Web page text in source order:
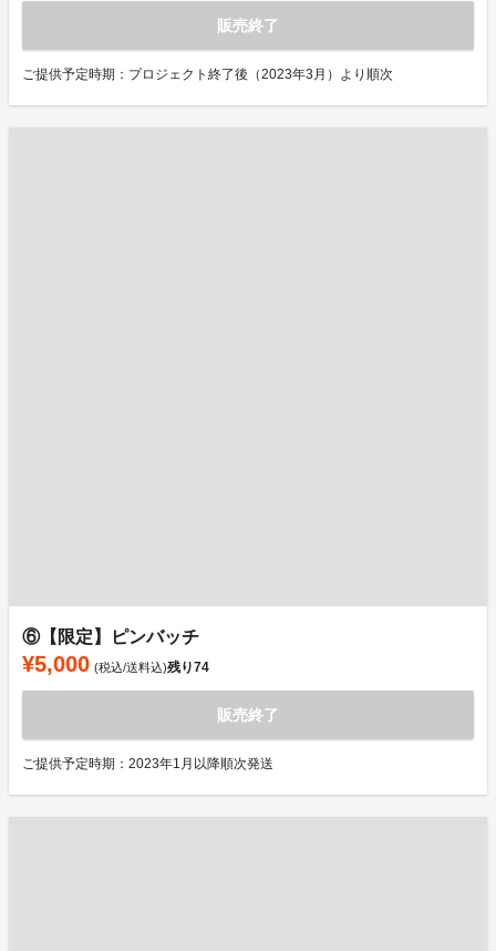
販売終了
ご提供予定時期：プロジェクト終了後（2023年3月）より順次
⑥【限定】ピンバッチ
¥5,000 (税込/送料込)残り74
販売終了
ご提供予定時期：2023年1月以降順次発送